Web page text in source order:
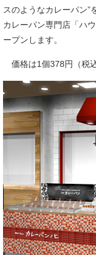
スのようなカレーパン”
カレーパン専門店「ハ
ープンします。
価格は1個378円（税込